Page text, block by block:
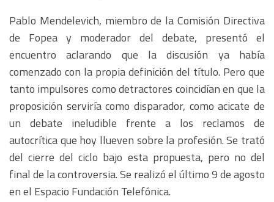
Pablo Mendelevich, miembro de la Comisión Directiva
de Fopea y moderador del debate, presentó el
encuentro aclarando que la discusión ya había
comenzado con la propia definición del título. Pero que
tanto impulsores como detractores coincidían en que la
proposición serviría como disparador, como acicate de
un debate ineludible frente a los reclamos de
autocrítica que hoy llueven sobre la profesión. Se trató
del cierre del ciclo bajo esta propuesta, pero no del
final de la controversia. Se realizó el último 9 de agosto
en el Espacio Fundación Telefónica.